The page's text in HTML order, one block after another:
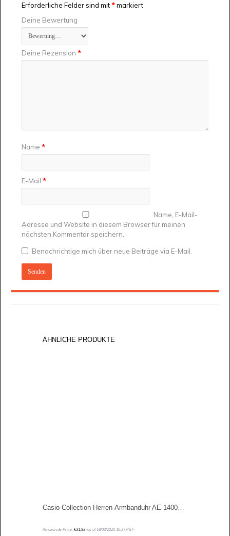
Erforderliche Felder sind mit*markiert
Deine Bewertung
Deine Rezension*
Name*
E-Mail*
Name, E-Mail-
Adresse und Website in diesem Browser für meinen
nächsten Kommentar speichern.
Benachrichtige mich über neue Beiträge via E-Mail.
Casio Collection Herren-Armbanduhr AE-1400WH
Amazon.de Price: €31,92(as of 18/03/2020 10:37 PST-